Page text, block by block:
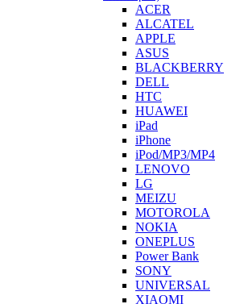
ACER
ALCATEL
APPLE
ASUS
BLACKBERRY
DELL
HTC
HUAWEI
iPad
iPhone
iPod/MP3/MP4
LENOVO
LG
MEIZU
MOTOROLA
NOKIA
ONEPLUS
Power Bank
SONY
UNIVERSAL
XIAOMI